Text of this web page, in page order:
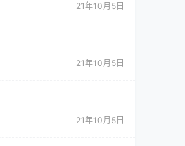
21年10月5日
21年10月5日
21年10月5日